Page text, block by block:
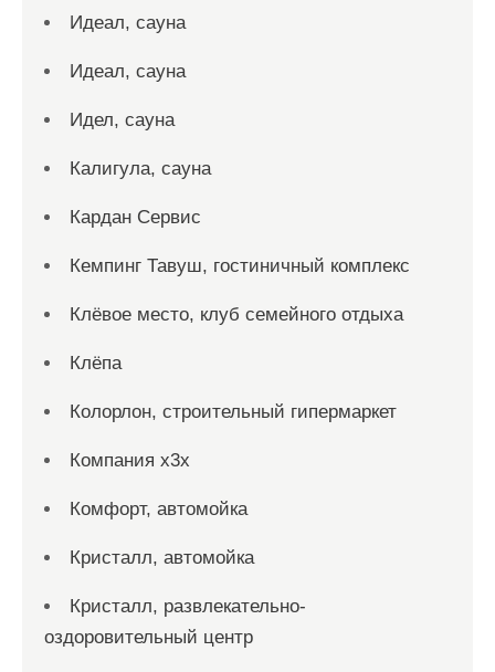
Идеал, сауна
Идеал, сауна
Идел, сауна
Калигула, сауна
Кардан Сервис
Кемпинг Тавуш, гостиничный комплекс
Клёвое место, клуб семейного отдыха
Клёпа
Колорлон, строительный гипермаркет
Компания x3x
Комфорт, автомойка
Кристалл, автомойка
Кристалл, развлекательно-
оздоровительный центр